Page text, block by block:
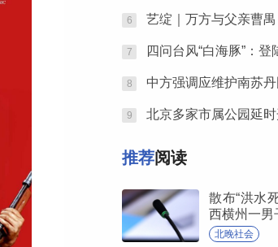
6 艺绽｜万方与父亲曹禺，在
7 四问台风“白海豚”：登陆后是否会
8 中方强调应维护南苏
9 北京多家市属公园延时开放游
推荐阅读
散布“洪水
西横州一男
北晚社会